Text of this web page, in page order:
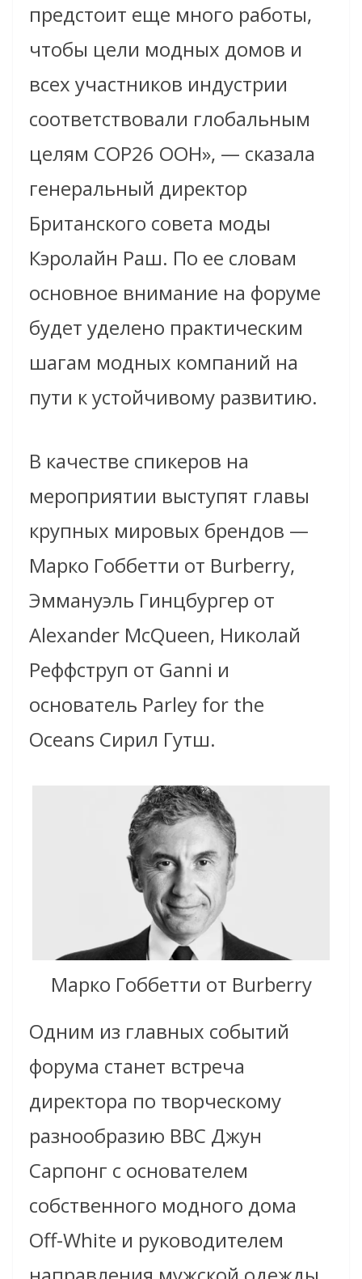
предстоит еще много работы,
чтобы цели модных домов и
всех участников индустрии
соответствовали глобальным
целям COP26 ООН», — сказала
генеральный директор
Британского совета моды
Кэролайн Раш. По ее словам
основное внимание на форуме
будет уделено практическим
шагам модных компаний на
пути к устойчивому развитию.
В качестве спикеров на
мероприятии выступят главы
крупных мировых брендов —
Марко Гоббетти от Burberry,
Эммануэль Гинцбургер от
Alexander McQueen, Николай
Реффструп от Ganni и
основатель Parley for the
Oceans Сирил Гутш.
Марко Гоббетти от Burberry
Одним из главных событий
форума станет встреча
директора по творческому
разнообразию BBC Джун
Сарпонг с основателем
собственного модного дома
Off-White и руководителем